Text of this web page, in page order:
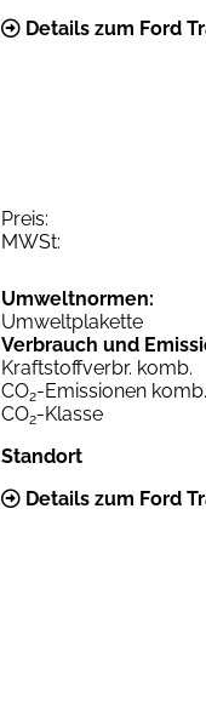
Details zum Ford
Preis:
MWSt:
Umweltnormen:
Umweltplakette
Verbrauch und
Kraftstoffverbr. komb.
CO2-Emissionen komb.
CO2-Klasse
Standort
Details zum Ford